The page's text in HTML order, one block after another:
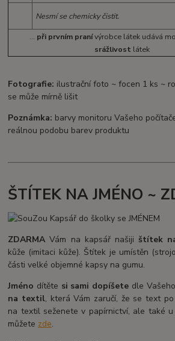
Nesmí se chemicky čistit.
... při prvním pranívýrobce látek udává
srážlivost látek
Fotografie: ilustrační foto ~ focen 1 ks ~
se může mírně lišit
Poznámka: barvy monitoru Vašeho
reálnou podobu barev produktu
ŠTÍTEK NA JMÉNO ~
ZDARMAVám na kapsář našiji štítek
kůže (imitaci kůže). Štítek je umístěn
části velké objemné kapsy na gumu.
Jméno dítěte si sami dopíšete dle
na textil, která Vám zaručí, že se text
na textil seženete v papírnictví, ale také
můžete zde.